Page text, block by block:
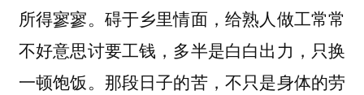
所得寥寥。碍于乡里情面，给熟人做工常常
不好意思讨要工钱，多半是白白出力，只换
一顿饱饭。那段日子的苦，不只是身体的劳